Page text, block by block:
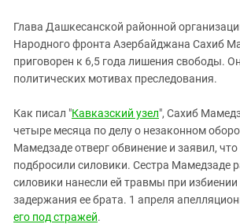
Северная Осетия - Алания
СКФО
Чечня
Южная Осетия
Южный Кавказ
ЮФО
Глава Дашкесанской районной
Народного фронта Азербайджана Сахиб
приговорен к 6,5 года лишения свободы.
политических мотивах преследования.
Как писал "Кавказский узел", Сахиб
четыре месяца по делу о незаконном
Мамедзаде отверг обвинение и заявил,
подбросили силовики. Сестра Мамедзаде
силовики нанесли ей травмы при
задержания ее брата. 1 апреля
его под стражей.